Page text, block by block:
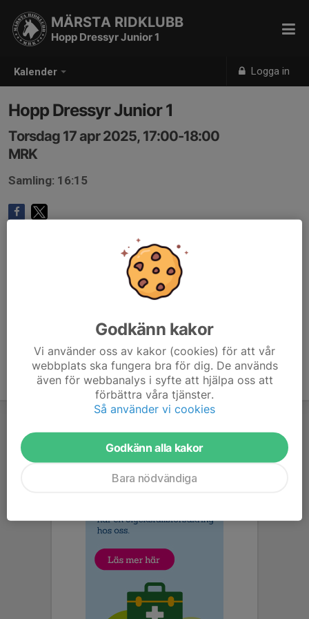
Kalender Logga in
MÄRSTA RIDKLUBB
Hopp Dressyr Junior 1
Hopp Dressyr Junior 1
Torsdag 17 apr 2025, 17:00-18:00
MRK
Samling: 16:15
Godkänn kakor
Vi använder oss av kakor (cookies) för att vår
webbplats ska fungera bra för dig. De används
även för webbanalys i syfte att hjälpa oss att
förbättra våra tjänster.
Så använder vi cookies
Godkänn alla kakor
Bara nödvändiga